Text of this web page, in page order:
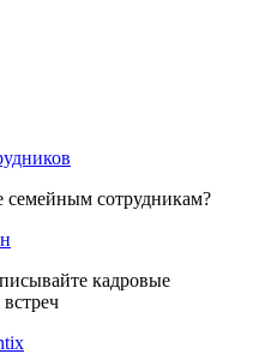
семейным сотрудникам?
кадровые